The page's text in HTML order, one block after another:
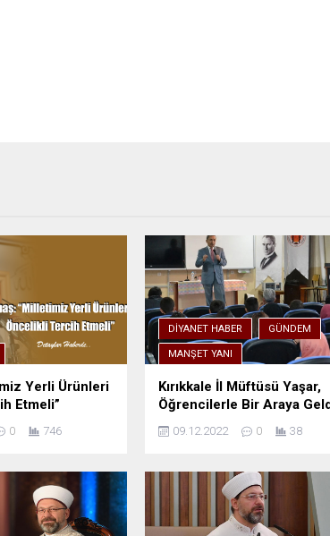
Yerli Ürünleri
Etmeli”
0 746
DIYANET HABER GÜNDEM
MANŞET YANI
Kırıkkale İl Müftüsü Yaşar,
Öğrencilerle Bir Araya
09.12.2022 0 38